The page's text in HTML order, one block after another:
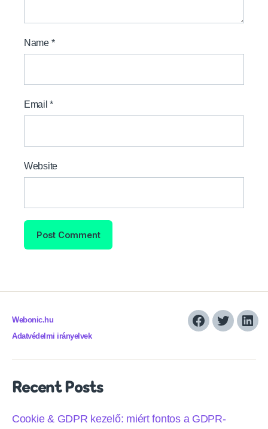
Name *
Email*
Website
Webonic.hu
Adatvédelmi irányelvek
Facebook
Twitter
Recent Posts
Cookie & GDPR kezelő: miért fontos a GDPR-